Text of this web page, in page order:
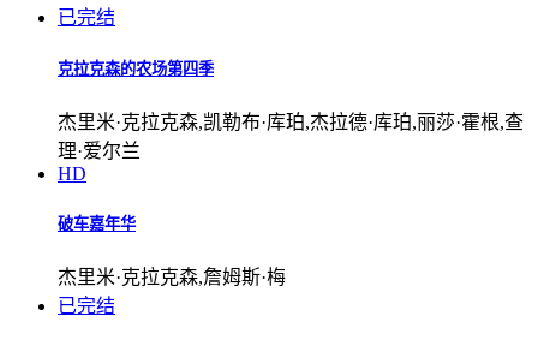
已完结
克拉克森的农场第四季
杰里米·克拉克森,凯勒布·库珀,杰拉德·库珀,丽莎·霍根,查
理·爱尔兰
HD
破车嘉年华
杰里米·克拉克森,詹姆斯·梅
已完结